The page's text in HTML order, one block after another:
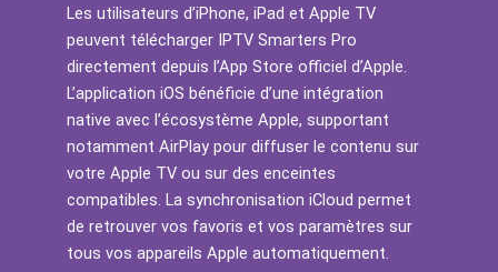
Les utilisateurs d’iPhone, iPad et Apple TV
peuvent télécharger IPTV Smarters Pro
directement depuis l’App Store officiel d’Apple.
L’application iOS bénéficie d’une intégration
native avec l’écosystème Apple, supportant
notamment AirPlay pour diffuser le contenu sur
votre Apple TV ou sur des enceintes
compatibles. La synchronisation iCloud permet
de retrouver vos favoris et vos paramètres sur
tous vos appareils Apple automatiquement.